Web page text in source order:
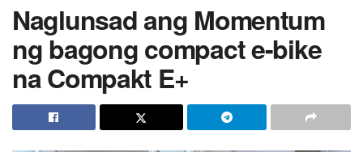
Naglunsad ang Momentum
ng bagong compact e-bike
na Compakt E+